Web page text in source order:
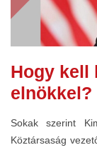
Hogy kell
elnökkel?
Sokak szerint
Köztársaság